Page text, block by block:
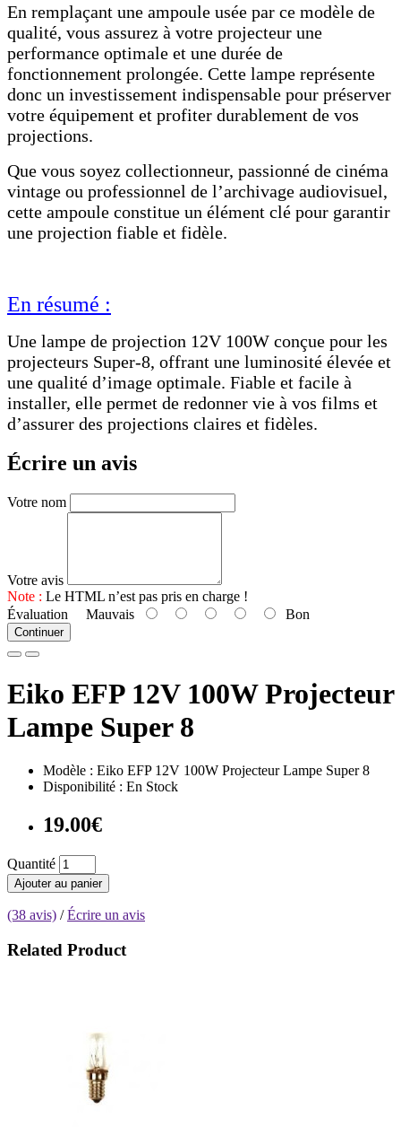
En remplaçant une ampoule usée par ce modèle de
qualité, vous assurez à votre projecteur une
performance optimale et une durée de
fonctionnement prolongée. Cette lampe représente
donc un investissement indispensable pour préserver
votre équipement et profiter durablement de vos
projections.
Que vous soyez collectionneur, passionné de cinéma
vintage ou professionnel de l’archivage audiovisuel,
cette ampoule constitue un élément clé pour garantir
une projection fiable et fidèle.
En résumé :
Une lampe de projection 12V 100W conçue pour les
projecteurs Super-8, offrant une luminosité élevée et
une qualité d’image optimale. Fiable et facile à
installer, elle permet de redonner vie à vos films et
d’assurer des projections claires et fidèles.
Écrire un avis
Votre nom
Votre avis
Note : Le HTML n’est pas pris en charge !
Évaluation Mauvais Bon
Continuer
Eiko EFP 12V 100W Projecteur
Lampe Super 8
Modèle : Eiko EFP 12V 100W Projecteur Lampe Super 8
Disponibilité : En Stock
19.00€
Quantité
Ajouter au panier
(38 avis) /Écrire un avis
Related Product